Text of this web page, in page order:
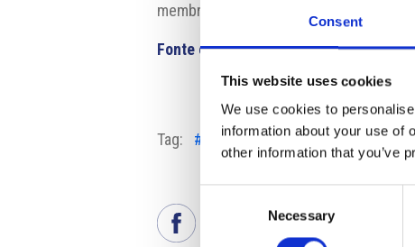
Consent
This website uses cookies
We use cookies to
information about your use of
other information that you’ve
Necessary
membri della stessa famiglia.
Fonte e fotografia:https://forbes.cz/
Tag: #aziendefamiliari #Business